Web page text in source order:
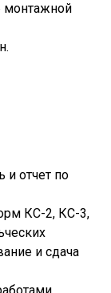
монтажной
и отчет по
КС-2, КС-3,
и сдача